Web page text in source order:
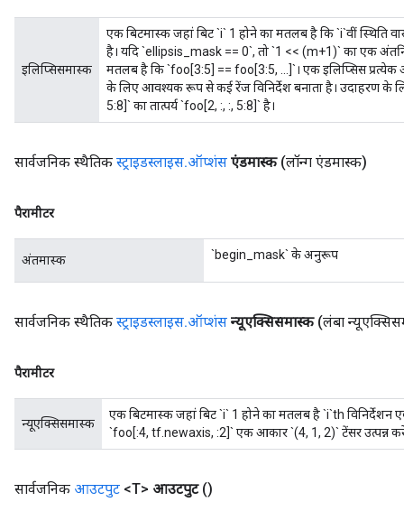
इलिप्सिसमास्क
एक बिटमास्क जहां बिट `i` 1 होने का मतलब है कि `i`वीं स्थिति
है। यदि `ellipsis_mask == 0`, तो `1 << (m+1)` का एक
मतलब है कि `foo[3:5] == foo[3:5, ...]`। एक इलिप्सिस प्रत्येक
के लिए आवश्यक रूप से कई रेंज विनिर्देश बनाता है। उदाहरण के
5:8]` का तात्पर्य `foo[2, :, :, 5:8]` है।
सार्वजनिक स्थैतिक स्ट्राइडस्लाइस.ऑप्शंस एंडमास्क (लॉन्ग एंडमास्क)
पैरामीटर
अंतमास्क `begin_mask` के अनुरूप
सार्वजनिक स्थैतिक स्ट्राइडस्लाइस.ऑप्शंस न्यूएक्सिसमास्क (लंबा
पैरामीटर
न्यूएक्सिसमास्क
एक बिटमास्क जहां बिट `i` 1 होने का मतलब है `i`th
`foo[:4, tf.newaxis, :2]` एक आकार `(4, 1, 2)` टेंसर उत्पन्न
सार्वजनिक आउटपुट <T> आउटपुट ()